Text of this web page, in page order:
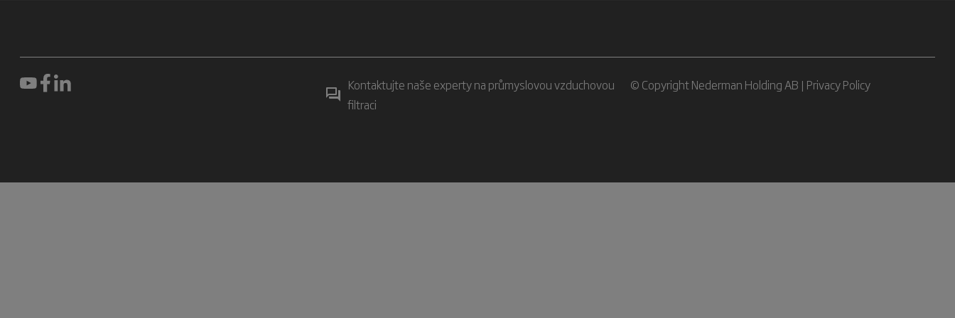
Kontaktujte naše experty na průmyslovou vzduchovou
filtraci
© Copyright Nederman Holding AB | Privacy Policy